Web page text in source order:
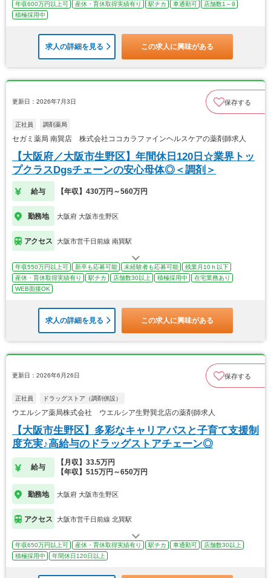
年収600万円以上可 産休・育休取得実績有り 駅チカ 車通勤可
店舗数1～9
積極採用中
求人の詳細を見る この求人に興味がある
更新日：2026年7月3日 保存する
正社員 調剤薬局
セガミ薬局 南巽店 株式会社ココカラファインヘルスケアの薬剤師求人
【大阪府／大阪市生野区】年間休日120日☆業界トッ
プクラスDgsチェーンの安心母体◎＜調剤＞
給与 【年収】430万円～560万円
勤務地 大阪府 大阪市生野区
アクセス 大阪市営千日前線 南巽駅
年収550万円以上可 新卒も応募可能 未経験者も応募可能
残業月10ｈ以下
産休・育休取得実績有り
駅チカ 店舗数30以上 積極採用中
在宅業務あり
WEB面接OK
求人の詳細を見る この求人に興味がある
更新日：2026年6月26日 保存する
正社員 ドラッグストア（調剤併設）
ウエルシア薬局株式会社 ウエルシア生野巽北店の薬剤師求人
【大阪市生野区】多彩なキャリアパスと子育て支援制
度充実♪高給与のドラッグストアチェーン◎
給与
【月収】33.5万円
【年収】515万円～650万円
勤務地 大阪府 大阪市生野区
アクセス 大阪市営千日前線 北巽駅
年収650万円以上可 産休・育休取得実績有り 駅チカ 車通勤可
店舗数30以上
積極採用中
年間休日120日以上